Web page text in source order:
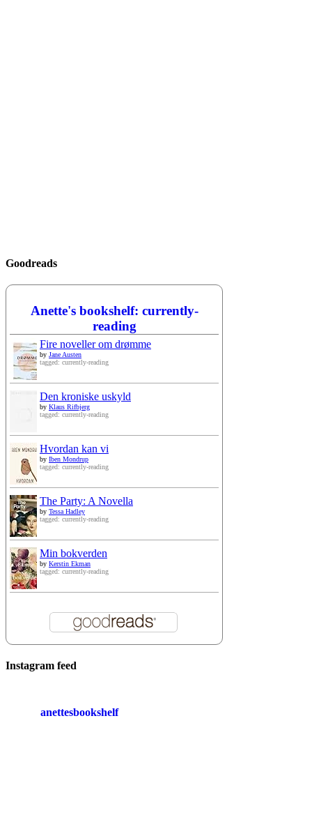
Goodreads
Anette's bookshelf: currently-
reading
Fire noveller om drømme
by Jane Austen
tagged: currently-reading
Den kroniske uskyld
by Klaus Rifbjerg
tagged: currently-reading
Hvordan kan vi
by Iben Mondrup
tagged: currently-reading
The Party: A Novella
by Tessa Hadley
tagged: currently-reading
Min bokverden
by Kerstin Ekman
tagged: currently-reading
Instagram feed
anettesbookshelf